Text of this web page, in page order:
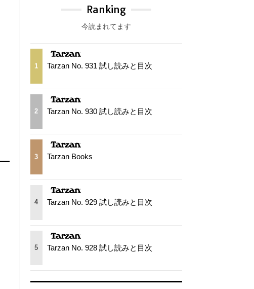
Ranking
今読まれてます
1 Tarzan No. 931 試し読みと目次
2 Tarzan No. 930 試し読みと目次
3 Tarzan Books
4 Tarzan No. 929 試し読みと目次
5 Tarzan No. 928 試し読みと目次